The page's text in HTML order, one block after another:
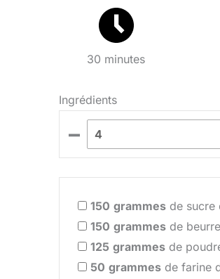
30 minutes
Ingrédients
–
150 grammes de sucre
150 grammes de
125 grammes de
50 grammes de farine